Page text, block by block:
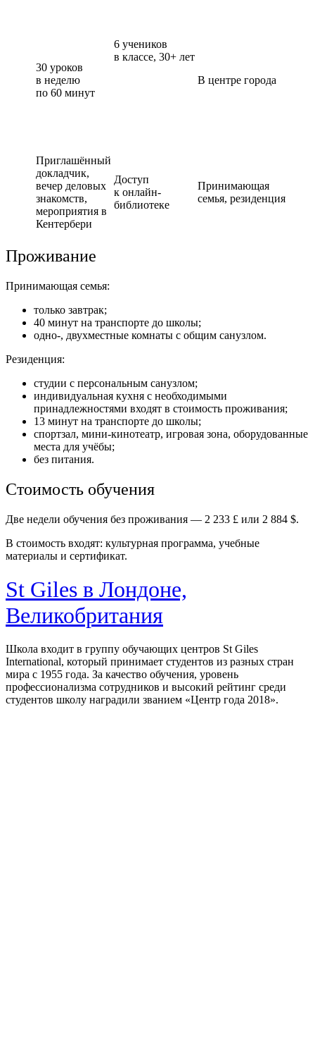
30 уроков
в неделю
по 60 минут
6 учеников
в классе, 30+ лет
В центре города
Приглашённый
докладчик,
вечер деловых
знакомств,
мероприятия в
Кентербери
Доступ
к онлайн-
библиотеке
Принимающая
семья, резиденция
Проживание
Принимающая семья:
только завтрак;
40 минут на транспорте до школы;
одно-, двухместные комнаты с общим санузлом.
Резиденция:
студии с персональным санузлом;
индивидуальная кухня с необходимыми
принадлежностями входят в стоимость проживания;
13 минут на транспорте до школы;
спортзал, мини-кинотеатр, игровая зона, оборудованные
места для учёбы;
без питания.
Стоимость обучения
Две недели обучения без проживания — 2 233 £ или 2 884 $.
В стоимость входят: культурная программа, учебные
материалы и сертификат.
St Giles в Лондоне,
Великобритания
Школа входит в группу обучающих центров St Giles
International, который принимает студентов из разных стран
мира с 1955 года. За качество обучения, уровень
профессионализма сотрудников и высокий рейтинг среди
студентов школу наградили званием «Центр года 2018».